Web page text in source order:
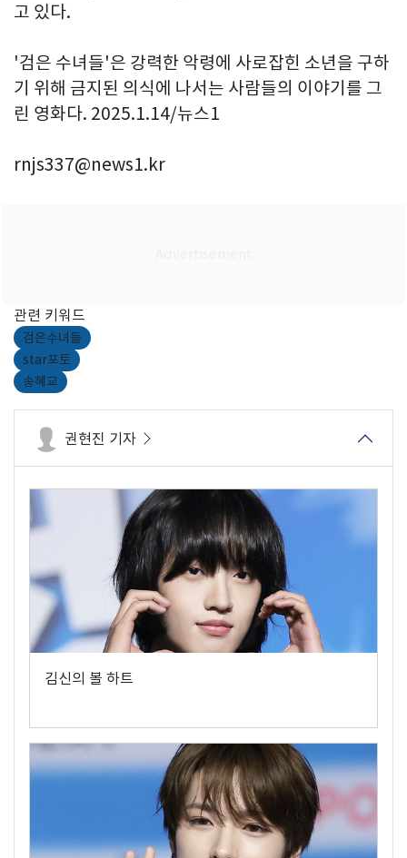
고 있다.
'검은 수녀들'은 강력한 악령에 사로잡힌 소년을 구하
기 위해 금지된 의식에 나서는 사람들의 이야기를 그
린 영화다. 2025.1.14/뉴스1
rnjs337@news1.kr
관련 키워드
검은수녀들
star포토
송혜교
권현진 기자
김신의 볼 하트